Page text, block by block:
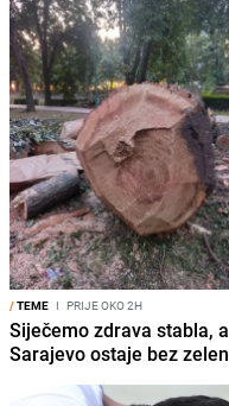
/TEME I PRIJE OKO 2H
Siječemo zdrava stabla,
Sarajevo ostaje bez